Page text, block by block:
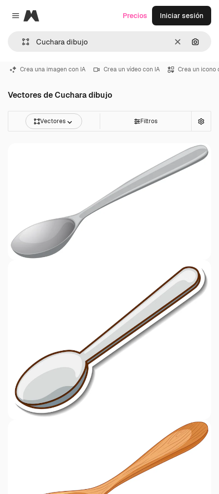
Close menu
Magnific
Borrar
Precios Iniciar sesión
Crea una imagen con IA Crea un vídeo con IA Crea un icono
Vectores de Cuchara dibujo
Vectores Filtros